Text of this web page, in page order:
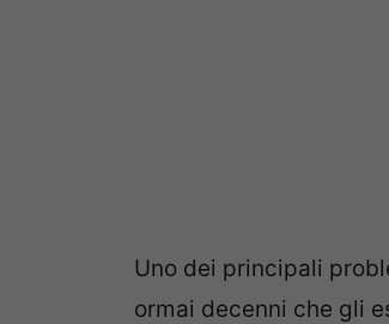
Uno dei principali
ormai decenni che gli